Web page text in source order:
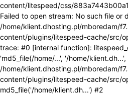
content/litespeed/css/
Failed to open stream: No such file or
/home/klient.dhosting.pl/mboredam/
content/plugins/litespeed-cache/src/
trace: #0 [internal function]:
'md5_file(/home/...', '/home/klient.dh...',
/home/klient.dhosting.pl/mboredam/
content/plugins/litespeed-cache/src/
md5_file('/home/klient.dh...') #2